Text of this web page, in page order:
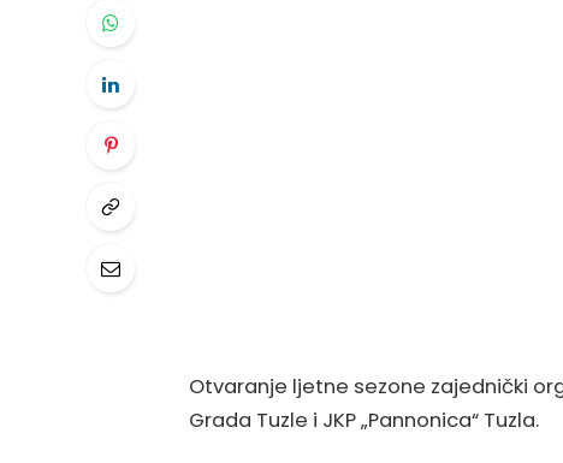
Otvaranje ljetne sezone zajednički
Grada Tuzle i JKP „Pannonica“ Tuzla.